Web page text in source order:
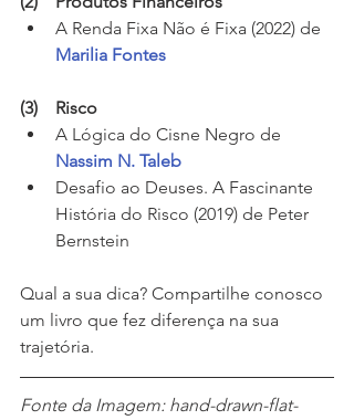
A Renda Fixa Não é Fixa (2022) de
Marilia Fontes
(3)    Risco
A Lógica do Cisne Negro de
Nassim N. Taleb
Desafio ao Deuses. A Fascinante
História do Risco (2019) de Peter
Bernstein
Qual a sua dica? Compartilhe conosco
um livro que fez diferença na sua
trajetória.
Fonte da Imagem: hand-drawn-flat-